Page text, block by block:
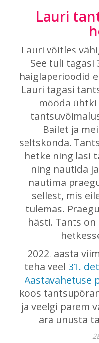
Lauri
Lauri võitles
See tuli tagasi
haiglaperioodid
Lauri tagasi
mööda
Bailet ja
seltskonda.
hetke ning lasi
ning nautida
nautima
sellest, mis
tulemas.
hästi. Tants on
2022. aasta
teha veel 31.
Aastavahetuse
koos
ja veelgi parem
ära unusta